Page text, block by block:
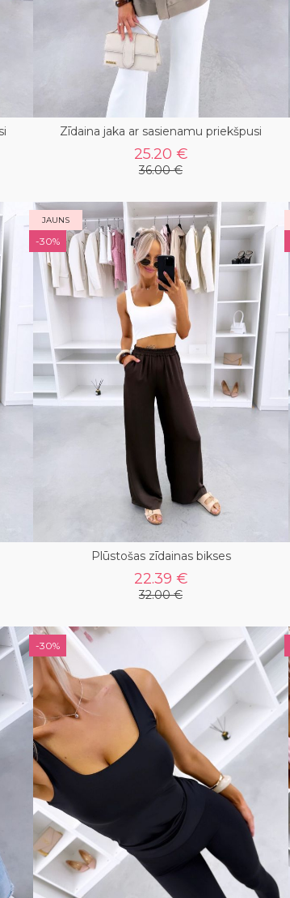
Zīdaina jaka ar sasienamu priekšpusi
25.20 €
36.00 €
JAUNS
-30%
Plūstošas zīdainas bikses
22.39 €
32.00 €
-30%